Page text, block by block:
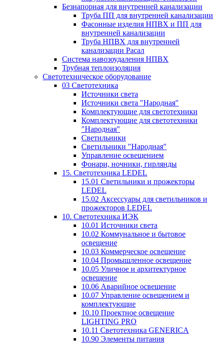
Безнапорная для внутренней канализации
Труба ПП для внутренней канализации
Фасонные изделия НПВХ и ПП для
внутренней канализации
Труба НПВХ для внутренней
канализации Расал
Система навозоудаления НПВХ
Трубная теплоизоляция
Светотехническое оборудование
03 Светотехника
Источники света
Источники света "Народная"
Комплектующие для светотехники
Комплектующие для светотехники
"Народная"
Светильники
Светильники "Народная"
Управление освещением
Фонари, ночники, гирлянды
15. Светотехника LEDEL
15.01 Светильники и прожекторы
LEDEL
15.02 Аксессуары для светильников и
прожекторов LEDEL
10. Светотехника ИЭК
10.01 Источники света
10.02 Коммунальное и бытовое
освещение
10.03 Коммерческое освещение
10.04 Промышленное освещение
10.05 Уличное и архитектурное
освещение
10.06 Аварийное освещение
10.07 Управление освещением и
комплектующие
10.10 Проектное освещение
LIGHTING PRO
10.11 Светотехника GENERICA
10.90 Элементы питания